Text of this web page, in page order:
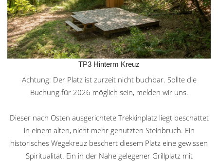
TP3 Hinterm Kreuz
Achtung: Der Platz ist zurzeit nicht buchbar. Sollte die
Buchung für 2026 möglich sein, melden wir uns.
Dieser nach Osten ausgerichtete Trekkinplatz liegt beschattet
in einem alten, nicht mehr genutzten Steinbruch. Ein
historisches Wegekreuz beschert diesem Platz eine gewissen
Spiritualität. Ein in der Nähe gelegener Grillplatz mit